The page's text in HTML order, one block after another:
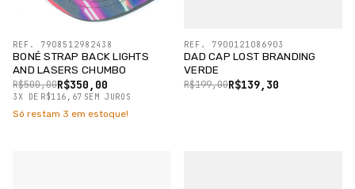
BONÉ STRAP BACK LIGHTS
AND LASERS CHUMBO
R$350,00
R$500,00
3X DE R$116,67 SEM JUROS
REF. 7908512982438
Só restam 3 em estoque!
DAD CAP LOST BRANDING
VERDE
R$139,30
R$199,00
REF. 7900121086903